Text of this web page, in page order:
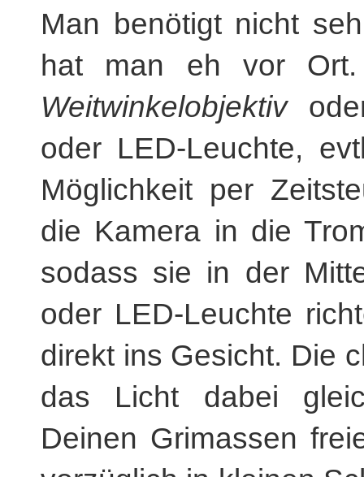
Man benötigt nicht
hat man eh vor Ort.
Weitwinkelobjektiv
oder LED-Leuchte,
Möglichkeit per
die Kamera in die
sodass sie in der
oder LED-Leuchte
direkt ins Gesicht. Die
das Licht dabei
Deinen Grimassen